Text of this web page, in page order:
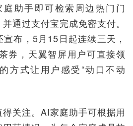
助手即可检索周边热门门
通过支付宝完成免密支付。
布，5月15日起连续三天，
券，天翼智屏用户可直接领
方式让用户感受“动口不动
关注。AI家庭助手可根据用